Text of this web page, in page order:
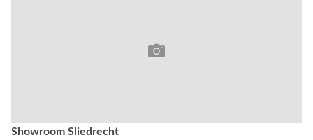
Showroom Sliedrecht